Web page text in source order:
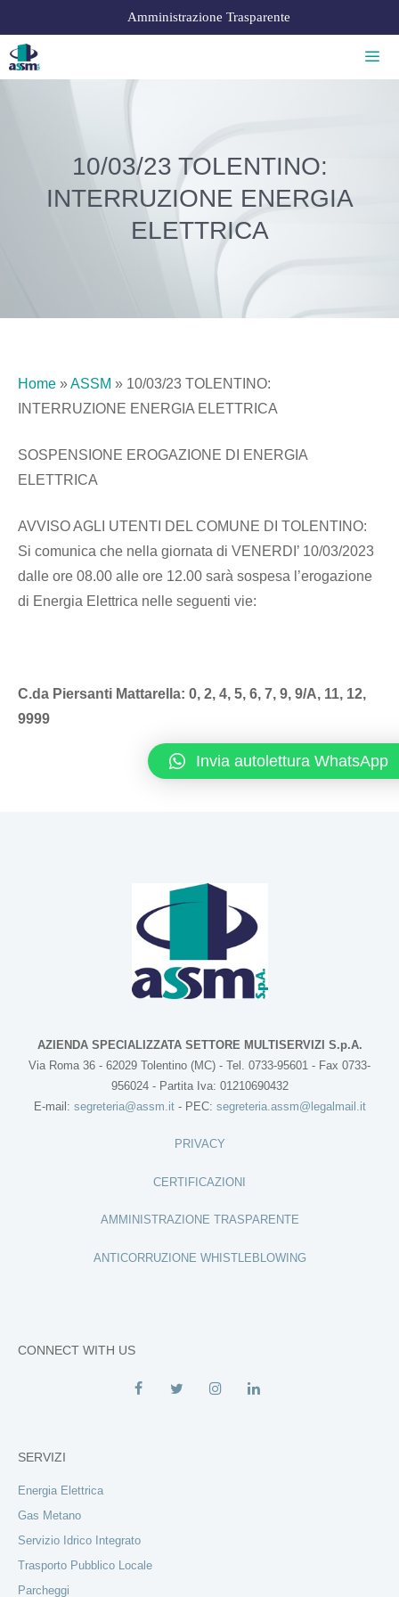
Amministrazione Trasparente
10/03/23 TOLENTINO:
INTERRUZIONE ENERGIA
ELETTRICA
Home »ASSM » 10/03/23 TOLENTINO:
INTERRUZIONE ENERGIA ELETTRICA
SOSPENSIONE EROGAZIONE DI ENERGIA
ELETTRICA
AVVISO AGLI UTENTI DEL COMUNE DI TOLENTINO:
Si comunica che nella giornata di VENERDI’ 10/03/2023
dalle ore 08.00 alle ore 12.00 sarà sospesa l’erogazione
di Energia Elettrica nelle seguenti vie:
C.da Piersanti Mattarella: 0, 2, 4, 5, 6, 7, 9, 9/A, 11, 12,
9999
AZIENDA SPECIALIZZATA SETTORE MULTISERVIZI S.p.A.
Via Roma 36 - 62029 Tolentino (MC) - Tel. 0733-95601 - Fax 0733-
956024 - Partita Iva: 01210690432
E-mail: segreteria@assm.it- PEC: segreteria.assm@legalmail.it
PRIVACY
CERTIFICAZIONI
AMMINISTRAZIONE TRASPARENTE
ANTICORRUZIONE WHISTLEBLOWING
CONNECT WITH US
SERVIZI
Energia Elettrica
Gas Metano
Servizio Idrico Integrato
Trasporto Pubblico Locale
Parcheggi
Invia autolettura WhatsApp